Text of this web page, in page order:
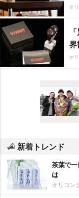
オ
界
オ
新着トレンド
茶葉で
は
オリコン